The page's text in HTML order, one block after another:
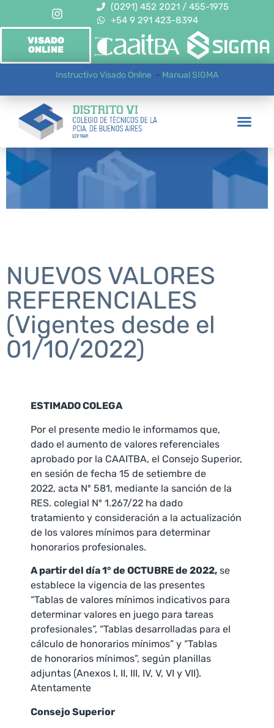
(0291) 452 2021 / 455-1975
+54 9 291 423-8394
VISADO
ONLINE
Instructivo Visado Online – Manual SIGMA
NUEVOS VALORES
REFERENCIALES
(Vigentes desde el
01/10/2022)
ESTIMADO COLEGA
Por el presente medio le informamos que,
dado el aumento de valores referenciales
aprobado por la CAAITBA, el Consejo Superior,
en sesión de fecha 15 de setiembre de
2022, acta Nº 581, mediante la sanción de la
RES. colegial Nº 1.267/22 ha dado
tratamiento y consideración a la actualización
de los valores mínimos para determinar
honorarios profesionales.
A partir del día 1° de OCTUBRE de 2022, se
establece la vigencia de las presentes
“Tablas de valores mínimos indicativos para
determinar valores en juego para tareas
profesionales”, “Tablas desarrolladas para el
cálculo de honorarios mínimos” y “Tablas
de honorarios mínimos”, según planillas
adjuntas (Anexos I, II, III, IV, V, VI y VII).
Atentamente
Consejo Superior